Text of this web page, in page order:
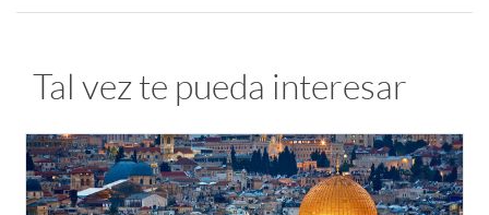
Tal vez te pueda interesar